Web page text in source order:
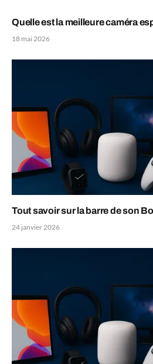
Quelle est la meilleure caméra
18 mai 2026
Tout savoir sur la barre de son
24 janvier 2026